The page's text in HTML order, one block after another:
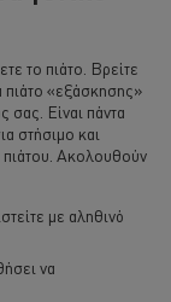
το πιάτο. Βρείτε
πιάτο «εξάσκησης»
σας. Είναι πάντα
στήσιμο και
πιάτου. Ακολουθούν
με αληθινό
να